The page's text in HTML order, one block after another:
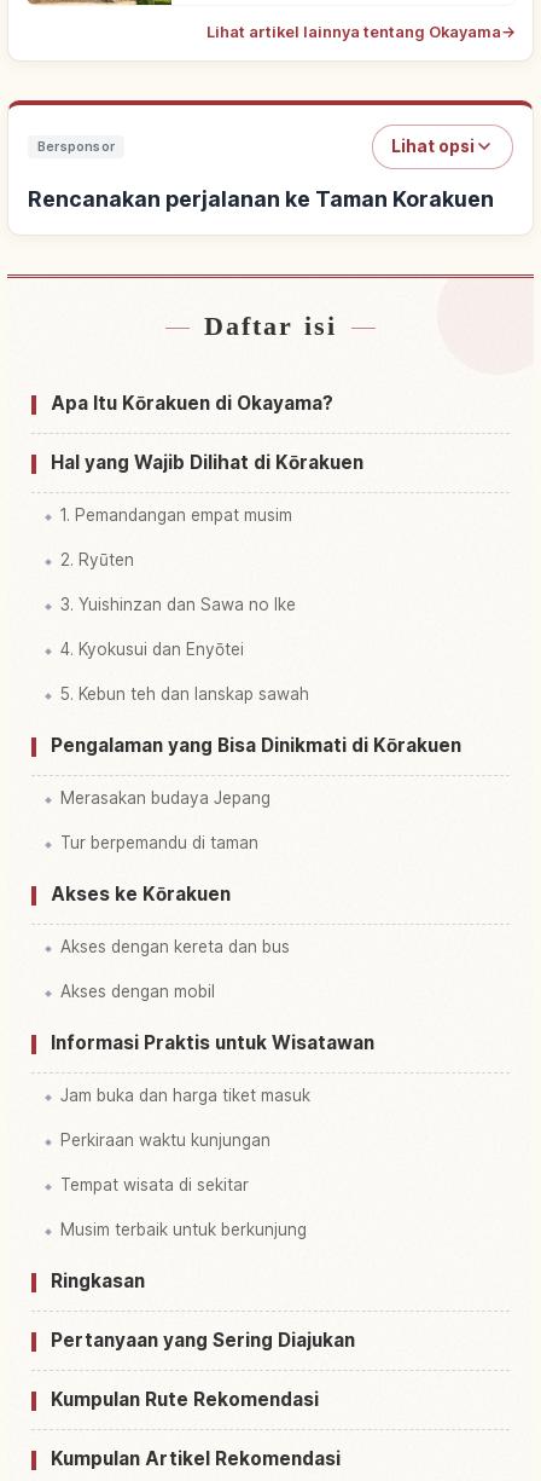
Lihat artikel lainnya tentang Okayama→
Bersponsor Lihat opsi
Rencanakan perjalanan ke Taman Korakuen
Cari penginapan dekat Taman Korakuen
Cari aktivitas di Taman Korakuen
Daftar isi
Apa Itu Kōrakuen di Okayama?
Hal yang Wajib Dilihat di Kōrakuen
1. Pemandangan empat musim
2. Ryūten
3. Yuishinzan dan Sawa no Ike
4. Kyokusui dan Enyōtei
5. Kebun teh dan lanskap sawah
Pengalaman yang Bisa Dinikmati di Kōrakuen
Merasakan budaya Jepang
Tur berpemandu di taman
Akses ke Kōrakuen
Akses dengan kereta dan bus
Akses dengan mobil
Informasi Praktis untuk Wisatawan
Jam buka dan harga tiket masuk
Perkiraan waktu kunjungan
Tempat wisata di sekitar
Musim terbaik untuk berkunjung
Ringkasan
Pertanyaan yang Sering Diajukan
Kumpulan Rute Rekomendasi
Kumpulan Artikel Rekomendasi